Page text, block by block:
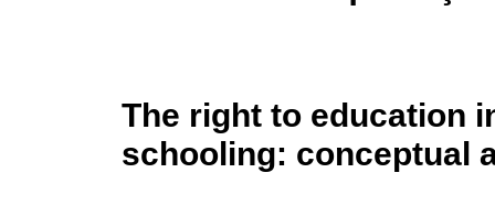
The right to education
schooling: conceptual